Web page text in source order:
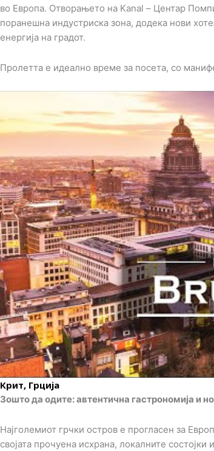
во Европа. Отворањето на Kanal – Центар
поранешна индустриска зона, додека нови
енергија на градот.
Пролетта е идеално време за посета, со
Крит, Грција
Зошто да одите: автентична гастрономија и
Најголемиот грчки остров е прогласен за
својата прочуена исхрана, локалните